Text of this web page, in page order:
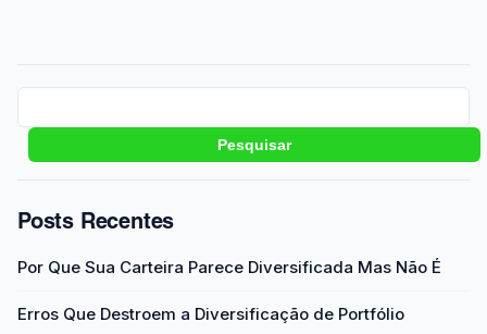
Pesquisar
Posts Recentes
Por Que Sua Carteira Parece Diversificada Mas Não É
Erros Que Destroem a Diversificação de Portfólio